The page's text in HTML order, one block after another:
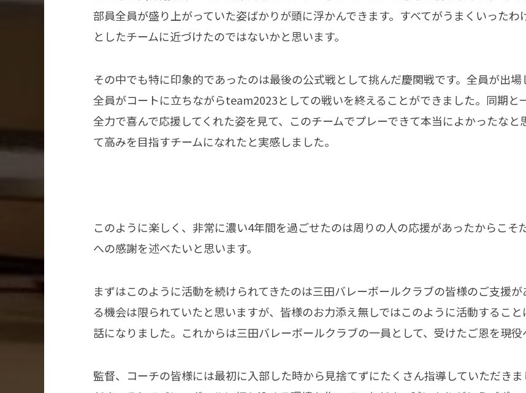
部員全員が盛り上がっていた姿ばかりが頭に浮かんできます。すべてがうまくいった
としたチームに近づけたのではないかと思います。
その中でも特に印象的であったのは最後の公式戦として挑んだ慶関戦です。全員が出
全員がコートに立ちながらteam2023としての戦いを終えることができました。同期
全力で喜んで応援してくれた姿を見て、このチームでプレーできて本当によかったな
て高みを目指すチームになれたと実感しました。
このように楽しく、非常に濃い4年間を過ごせたのは周りの人の応援があったからこそ
への感謝を述べたいと思います。
まずはこのように活動を続けられてきたのは三田バレーボールクラブの皆様のご支援
る機会は限られていたと思いますが、皆様のお力添え無しではこのように活動するこ
話になりました。これからは三田バレーボールクラブの一員として、受けたご恩を現役
監督、コーチの皆様には最初に入部した時から見捨てずにたくさん指導していただき